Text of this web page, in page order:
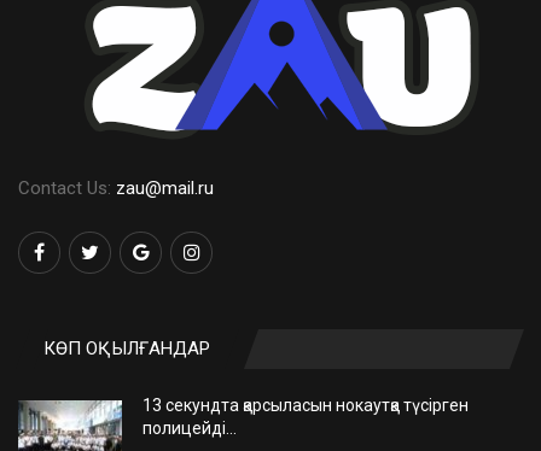
Contact Us: zau@mail.ru
КӨП ОҚЫЛҒАНДАР
13 секундта қарсыласын нокаутқа түсірген
полицейді…